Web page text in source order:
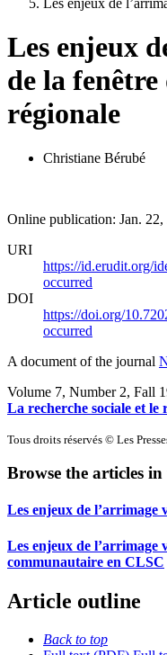
Les enjeux
de la
régionale
Christiane Bérubé
Online publication: Jan. 22,
URI
https://id.erudit.org/
occurred
DOI
https://doi.org/
occurred
A document of the journal
Volume 7, Number 2, Fall
La recherche sociale et le
Tous droits réservés © Les
Browse the articles in
Les enjeux de l’arrimage
Les enjeux de l’arrimage
communautaire en CLSC
Article outline
Back to top